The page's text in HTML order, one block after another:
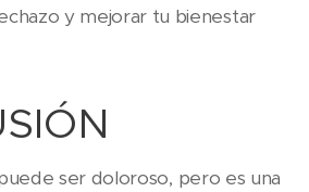
y mejorar tu bienestar
ser doloroso, pero es una